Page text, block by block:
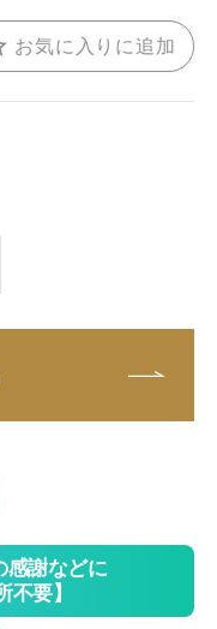
お気に入りに追加